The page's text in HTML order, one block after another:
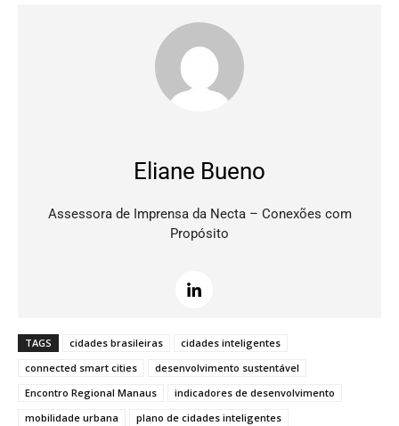
Eliane Bueno
Assessora de Imprensa da Necta – Conexões com
Propósito
TAGS cidades brasileiras
cidades inteligentes
connected smart cities
desenvolvimento sustentável
Encontro Regional Manaus
indicadores de desenvolvimento
mobilidade urbana
plano de cidades inteligentes